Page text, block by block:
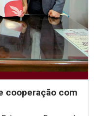
cooperação com